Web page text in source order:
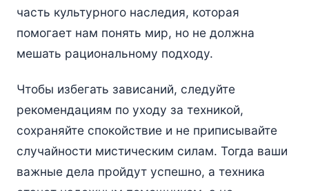
часть культурного наследия, которая
помогает нам понять мир, но не должна
мешать рациональному подходу.
Чтобы избегать зависаний, следуйте
рекомендациям по уходу за техникой,
сохраняйте спокойствие и не приписывайте
случайности мистическим силам. Тогда ваши
важные дела пройдут успешно, а техника